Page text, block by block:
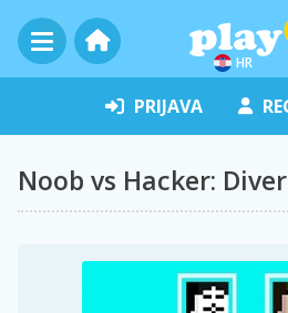
HR
PRIJAVA
Noob vs Hacker: